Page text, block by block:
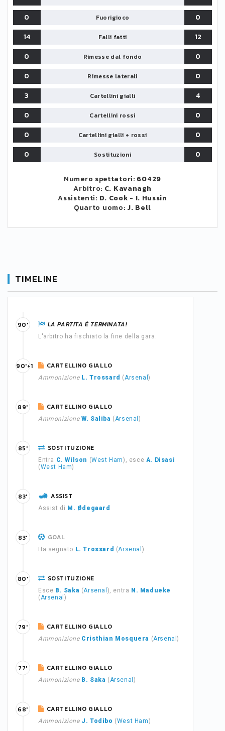
0
Fuorigioco
0
14
Falli fatti
12
0
Rimesse dal fondo
0
0
Rimesse laterali
0
3
Cartellini gialli
4
0
Cartellini rossi
0
0
Cartellini gialli + rossi
0
0
Sostituzioni 0
Numero spettatori: 60429
Arbitro: C. Kavanagh
Assistenti: D. Cook - I. Hussin
Quarto uomo: J. Bell
TIMELINE
LA PARTITA È TERMINATA!
L'arbitro ha fischiato la fine della gara.
90'
CARTELLINO GIALLO
Ammonizione L. Trossard (Arsenal)
90'+1
CARTELLINO GIALLO
Ammonizione W. Saliba (Arsenal)
89'
SOSTITUZIONE
Entra C. Wilson (West Ham), esce A. Disasi
(West Ham)
85'
ASSIST
Assist di M. Ødegaard
83'
GOAL
Ha segnato L. Trossard (Arsenal )
83'
SOSTITUZIONE
Esce B. Saka (Arsenal ), entra N. Madueke
(Arsenal )
80'
CARTELLINO GIALLO
Ammonizione Cristhian Mosquera (Arsenal)
79'
CARTELLINO GIALLO
Ammonizione B. Saka (Arsenal )
77'
CARTELLINO GIALLO
Ammonizione J. Todibo (West Ham)
68'